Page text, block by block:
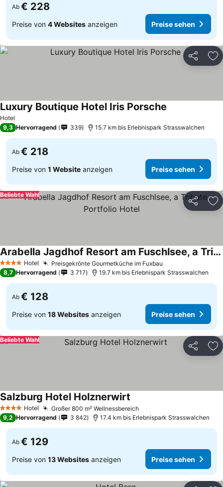
Ab € 228
Preise von 4 Websites anzeigen Preise sehen
Teilen
Hotel
Luxury Boutique Hotel Iris Porsche
9,3 Hervorragend 339 15.7 km bis Erlebnispark Strasswalchen
Ab € 218
Preise von 1 Website anzeigen Preise sehen
Teilen
Beliebte Wahl
4 Sterne Hotel Preisgekrönte Gourmetküche im Fuxbau
Arabella Jagdhof Resort am Fuschlsee, a Tribute Portfolio Hotel
Preise sehen
8,7 Hervorragend 3 717 19.7 km bis Erlebnispark Strasswalchen
Ab € 128
Preise von 18 Websites anzeigen Preise sehen
Teilen
Beliebte Wahl
4 Sterne Hotel Großer 800 m² WellnessbereichPreise sehen
Salzburg Hotel Holznerwirt
9,2 Hervorragend 3 842 17.4 km bis Erlebnispark Strasswalchen
Ab € 129
Preise von 13 Websites anzeigen Preise sehen